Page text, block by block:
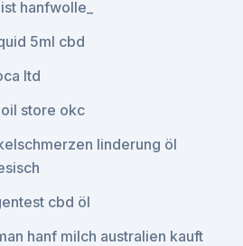
hanfwolle_
5ml cbd
ltd
store okc
linderung öl
cbd öl
hanf milch australien kauft